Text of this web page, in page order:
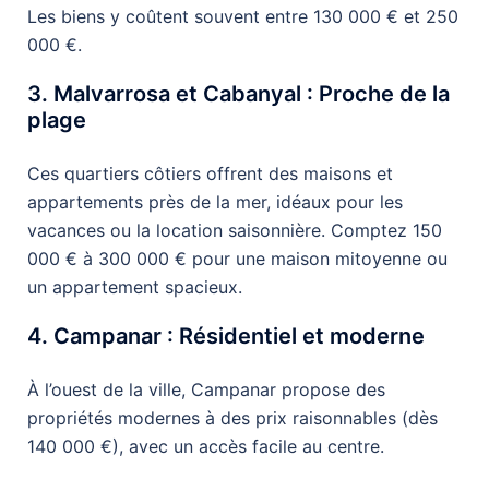
Les biens y coûtent souvent entre 130 000 € et 250
000 €.
3. Malvarrosa et Cabanyal : Proche de la
plage
Ces quartiers côtiers offrent des maisons et
appartements près de la mer, idéaux pour les
vacances ou la location saisonnière. Comptez 150
000 € à 300 000 € pour une maison mitoyenne ou
un appartement spacieux.
4. Campanar : Résidentiel et moderne
À l’ouest de la ville, Campanar propose des
propriétés modernes à des prix raisonnables (dès
140 000 €), avec un accès facile au centre.